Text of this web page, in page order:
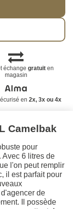
échangegratuit en
magasin
en 2x, 3x ou 4x
Camelbak
pour
Avec 6 litres de
l'on peut remplir
il est parfait pour
de
Il possède